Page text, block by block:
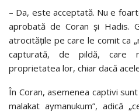
– Da, este acceptată. Nu e
aprobată de Coran și Hadis.
atrocitățile pe care le comit ca
capturată, de pildă, care
proprietatea lor, chiar dacă
În Coran, asemenea captivi
malakat aymanukum”, adică